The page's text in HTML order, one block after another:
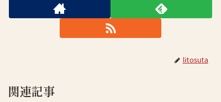
litosuta
関連記事